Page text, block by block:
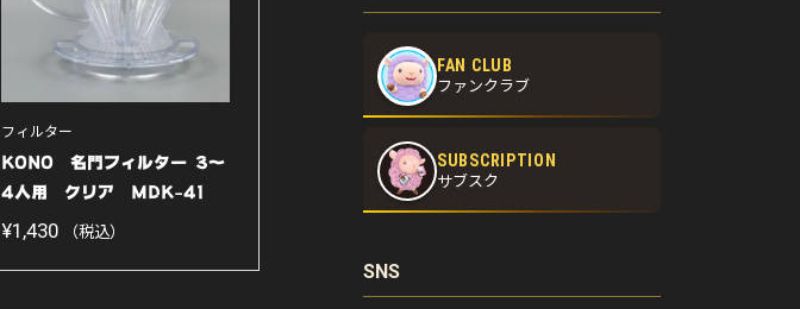
フィルター
KONO 名門フィルター 3〜
4人用 クリア MDK-41
【初...
¥1,430 （税込）
FAN CLUB
ファンクラブ
SUBSCRIPTION
サブスク
SNS